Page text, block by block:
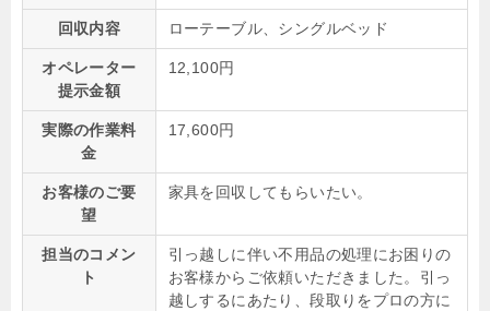
回収内容 ローテーブル、シングルベッド
オペレーター
提示金額
12,100円
実際の作業料
金
17,600円
お客様のご要
望
家具を回収してもらいたい。
担当のコメン
ト
引っ越しに伴い不用品の処理にお困りの
お客様からご依頼いただきました。引っ
越しするにあたり、段取りをプロの方に